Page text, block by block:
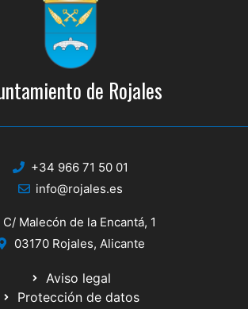
de Rojales
+34 966 71 50 01
info@rojales.es
C/ Malecón de la Encantá, 1
03170 Rojales, Alicante
Aviso legal
Protección de datos